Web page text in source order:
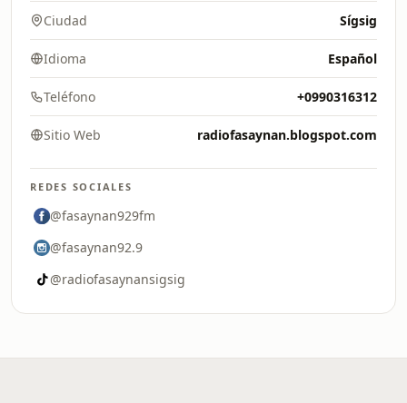
Ciudad Sígsig
Idioma Español
Teléfono +0990316312
Sitio Web radiofasaynan.blogspot.com
REDES SOCIALES
@fasaynan929fm
@fasaynan92.9
@radiofasaynansigsig